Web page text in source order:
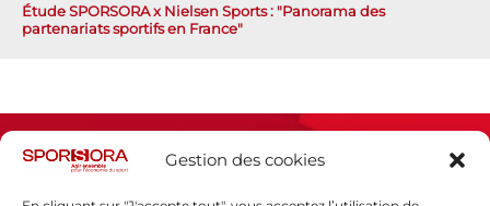
Gestion des cookies
Étude SPORSORA x Nielsen Sports : "Panorama des
partenariats sportifs en France"